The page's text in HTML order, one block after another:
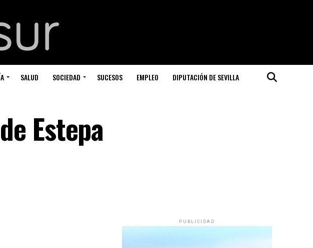
SALUD SOCIEDAD SUCESOS EMPLEO DIPUTACIÓN DE SEVILLA
Estepa
PUBLICIDAD